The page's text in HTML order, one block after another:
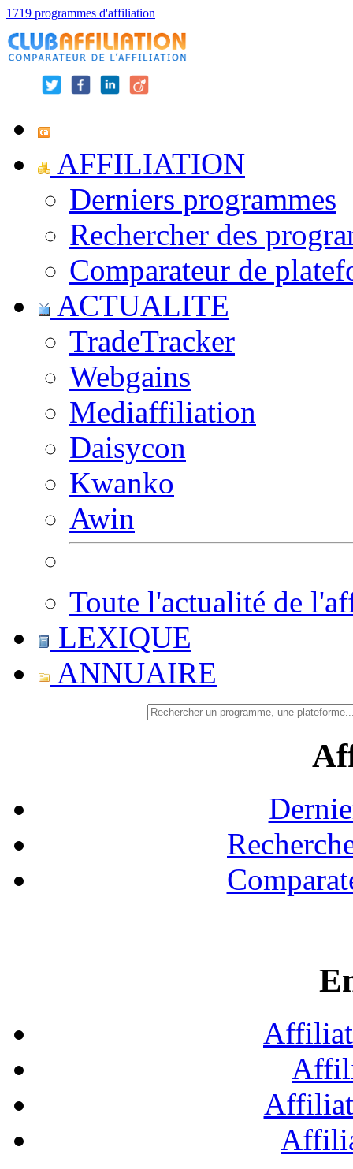
1719 programmes d'affiliation
AFFILIATION
Derniers programmes
Rechercher des
Comparateur de
ACTUALITE
TradeTracker
Webgains
Mediaffiliation
Daisycon
Kwanko
Awin
Toute l'actualité de
LEXIQUE
ANNUAIRE